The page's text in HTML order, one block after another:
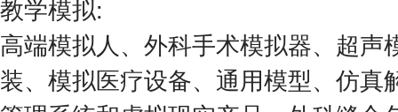
教学模拟:
高端模拟人、外科手术模拟器、超声
装、模拟医疗设备、通用模型、仿真